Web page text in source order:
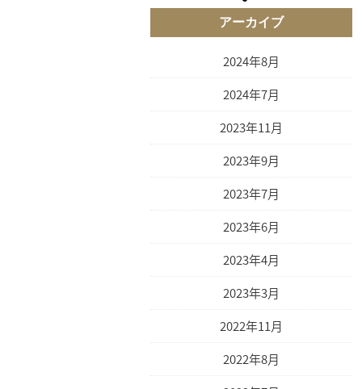
アーカイブ
2024年8月
2024年7月
2023年11月
2023年9月
2023年7月
2023年6月
2023年4月
2023年3月
2022年11月
2022年8月